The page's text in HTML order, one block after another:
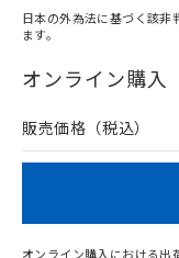
在庫等で未対応品
問い合わせください
日本の外為法に基づく該非
ます。
オンライン購入
販売価格（税込）
オンライン購入における出